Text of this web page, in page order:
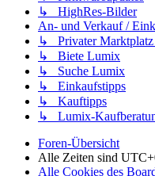
↳ HighRes-Bilder
An- und Verkauf /
↳ Privater
↳ Biete Lumix
↳ Suche Lumix
↳ Einkaufstipps
↳ Kauftipps
↳ Lumix-
Foren-Übersicht
Alle Zeiten sind
Alle Cookies des